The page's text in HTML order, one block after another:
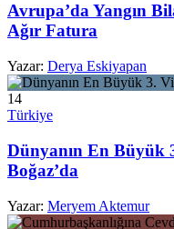
Avrupa’da Yangın
Ağır Fatura
Yazar: Derya Eskiyapan
14
Türkiye
Dünyanın En Büyük
Boğaz’da
Yazar: Meryem Aktemur